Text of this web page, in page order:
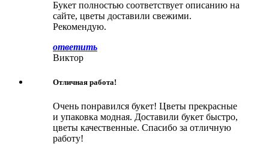
Букет полностью соответствует описанию на
сайте, цветы доставили свежими.
Рекомендую.
ответить
Виктор
Отличная работа!
Очень понравился букет! Цветы прекрасные
и упаковка модная. Доставили букет быстро,
цветы качественные. Спасибо за отличную
работу!